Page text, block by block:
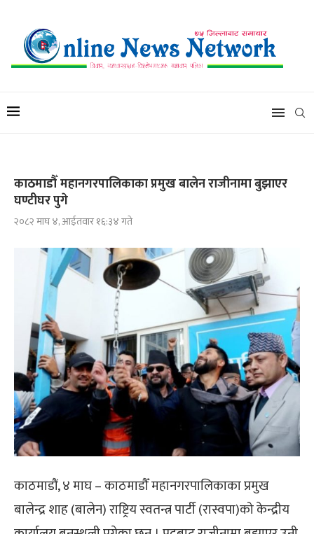
काठमाडौँ महानगरपालिकाका प्रमुख बालेन राजीनामा बुझाएर
घण्टीघर पुगे
२०८२ माघ ४, आईतवार १६:३४ गते
काठमाडौं, ४ माघ – काठमाडौँ महानगरपालिकाका प्रमुख
बालेन्द्र शाह (बालेन) राष्ट्रिय स्वतन्त्र पार्टी (रास्वपा)को केन्द्रीय